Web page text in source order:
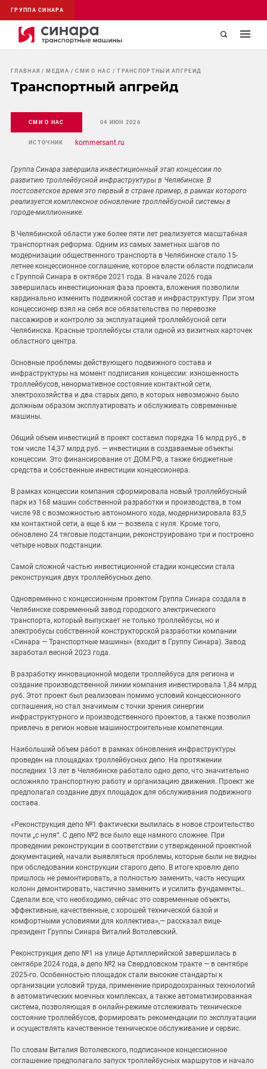
ГРУППА СИНАРА
ГЛАВНАЯ МЕДИА СМИ О НАС ТРАНСПОРТНЫЙ АПГРЕЙД
Транспортный апгрейд
СМИ О НАС 04 ИЮН 2026
ИСТОЧНИК kommersant.ru
Группа Синара завершила инвестиционный этап концессии по
развитию троллейбусной инфраструктуры в Челябинске. В
постсоветское время это первый в стране пример, в рамках которого
реализуется комплексное обновление троллейбусной системы в
городе-миллионнике.
В Челябинской области уже более пяти лет реализуется масштабная
транспортная реформа. Одним из самых заметных шагов по
модернизации общественного транспорта в Челябинске стало 15-
летнее концессионное соглашение, которое власти области подписали
с Группой Синара в октябре 2021 года. В начале 2026 года
завершилась инвестиционная фаза проекта, вложения позволили
кардинально изменить подвижной состав и инфраструктуру. При этом
концессионер взял на себя все обязательства по перевозке
пассажиров и контролю за эксплуатацией троллейбусной сети
Челябинска. Красные троллейбусы стали одной из визитных карточек
областного центра.
Основные проблемы действующего подвижного состава и
инфраструктуры на момент подписания концессии: изношенность
троллейбусов, ненормативное состояние контактной сети,
электрохозяйства и два старых депо, в которых невозможно было
должным образом эксплуатировать и обслуживать современные
машины.
Общий объем инвестиций в проект составил порядка 16 млрд руб., в
том числе 14,37 млрд руб. — инвестиции в создаваемые объекты
концессии. Это финансирование от ДОМ.РФ, а также бюджетные
средства и собственные инвестиции концессионера.
В рамках концессии компания сформировала новый троллейбусный
парк из 168 машин собственной разработки и производства, в том
числе 98 с возможностью автономного хода, модернизировала 83,5
км контактной сети, а еще 6 км — возвела с нуля. Кроме того,
обновлено 24 тяговые подстанции, реконструировано три и построено
четыре новых подстанции.
Самой сложной частью инвестиционной стадии концессии стала
реконструкция двух троллейбусных депо.
Одновременно с концессионным проектом Группа Синара создала в
Челябинске современный завод городского электрического
транспорта, который выпускает не только троллейбусы, но и
электробусы собственной конструкторской разработки компании
«Синара — Транспортные машины» (входит в Группу Синара). Завод
заработал весной 2023 года.
В разработку инновационной модели троллейбуса для региона и
создание производственной линии компания инвестировала 1,84 млрд
руб. Этот проект был реализован помимо условий концессионного
соглашения, но стал значимым с точки зрения синергии
инфраструктурного и производственного проектов, а также позволил
привлечь в регион новые машиностроительные компетенции.
Наибольший объем работ в рамках обновления инфраструктуры
проведен на площадках троллейбусных депо. На протяжении
последних 13 лет в Челябинске работало одно депо, что значительно
осложняло транспортную работу и организацию движения. Проект же
предполагал создание двух площадок для обслуживания подвижного
состава.
«Реконструкция депо №1 фактически вылилась в новое строительство
почти „с нуля“. С депо №2 все было еще намного сложнее. При
проведении реконструкции в соответствии с утвержденной проектной
документацией, начали выявляться проблемы, которые были не видны
при обследовании конструкции старого депо. В итоге кровлю депо
пришлось не ремонтировать, а полностью заменить, часть несущих
колонн демонтировать, частично заменить и усилить фундаменты…
Сделали все, что необходимо, сейчас это современные объекты,
эффективные, качественные, с хорошей технической базой и
комфортными условиями для коллектива»,— рассказал вице-
президент Группы Синара Виталий Вотолевский.
Реконструкция депо №1 на улице Артиллерийской завершилась в
сентябре 2024 года, а депо №2 на Свердловском тракте — в сентябре
2025-го. Особенностью площадок стали высокие стандарты к
организации условий труда, применение природоохранных технологий
в автоматических моечных комплексах, а также автоматизированная
система, позволяющая в онлайн-режиме отслеживать техническое
состояние троллейбусов, формировать рекомендации по эксплуатации
и осуществлять качественное техническое обслуживание и сервис.
По словам Виталия Вотолевского, подписанное концессионное
соглашение предполагало запуск троллейбусных маршрутов и начало